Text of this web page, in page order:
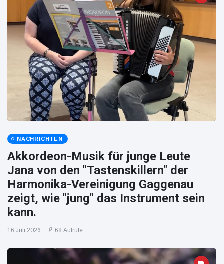
NACHRICHTEN
Akkordeon-Musik für junge Leute
Jana von den "Tastenskillern" der
Harmonika-Vereinigung Gaggenau
zeigt, wie "jung" das Instrument sein
kann.
16 Juli 2026 68 Aufrufe